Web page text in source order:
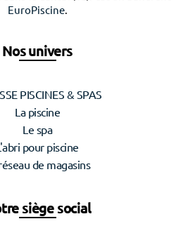
EuroPiscine.
Nos univers
PISCINES & SPAS
La piscine
Le spa
pour piscine
de magasins
siège social